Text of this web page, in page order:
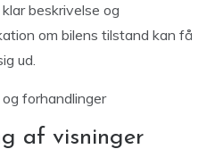
beskrivelse og
om bilens tilstand kan få
ud.
forhandlinger
af visninger